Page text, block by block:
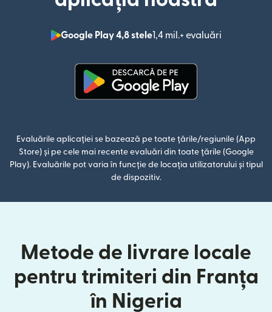
Google Play 4,8 stele1,4 mil.+ evaluări
(se
Evaluările aplicației se bazează pe toate țările/regiunile (App
Store) și pe cele mai recente evaluări din toate țările (Google
Play). Evaluările pot varia în funcție de locația utilizatorului și tipul
de dispozitiv.
Metode de livrare locale
pentru trimiteri din Franța
în Nigeria